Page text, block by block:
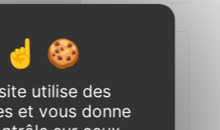
utilise des
et vous donne